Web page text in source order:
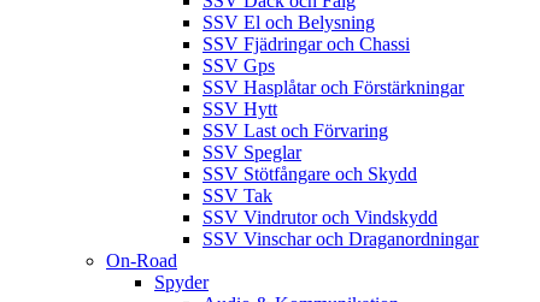
SSV El och Belysning
SSV Fjädringar och Chassi
SSV Gps
SSV Hasplåtar och Förstärkningar
SSV Hytt
SSV Last och Förvaring
SSV Speglar
SSV Stötfångare och Skydd
SSV Tak
SSV Vindrutor och Vindskydd
SSV Vinschar och Draganordningar
On-Road
Spyder